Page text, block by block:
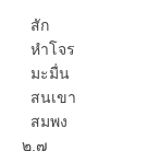
สัก
หำโจร
มะมื่น
สนเขา
สมพง
๒.๗